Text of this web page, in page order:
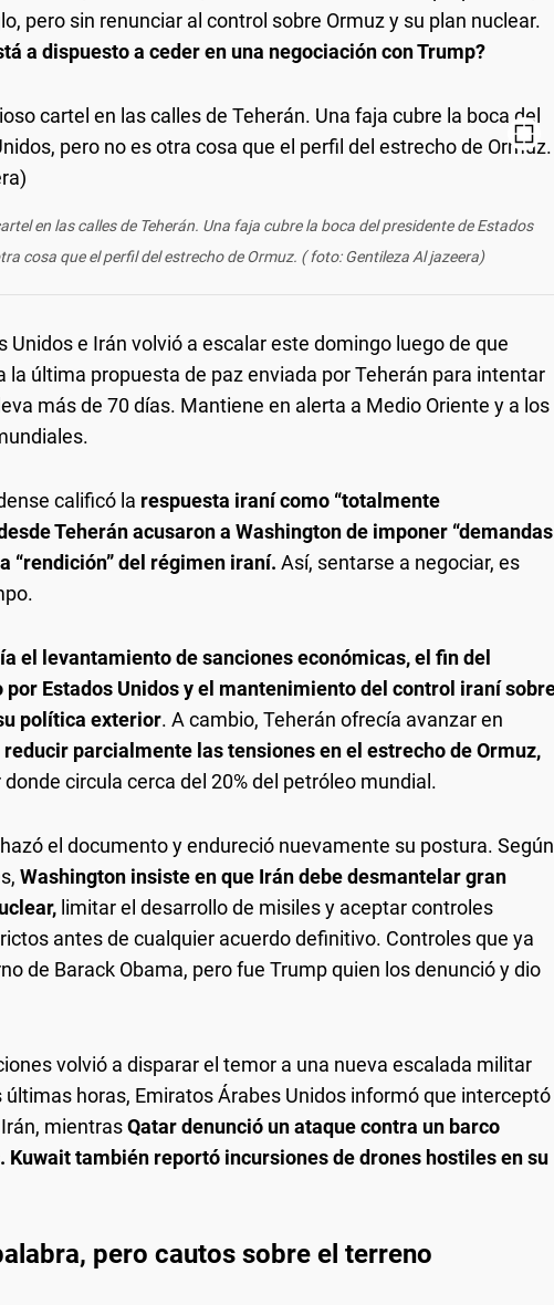
pero sin renunciar al control sobre Ormuz y su plan nuclear.
a dispuesto a ceder en una negociación con Trump?
en las calles de Teherán. Una faja cubre la boca del presidente de Estados
cosa que el perfil del estrecho de Ormuz. ( foto: Gentileza Al jazeera)
Unidos e Irán volvió a escalar este domingo luego de que
la última propuesta de paz enviada por Teherán para intentar
más de 70 días. Mantiene en alerta a Medio Oriente y a los
calificó la respuesta iraní como “totalmente
Teherán acusaron a Washington de imponer “demandas
“rendición” del régimen iraní. Así, sentarse a negociar, es
el levantamiento de sanciones económicas, el fin del
por Estados Unidos y el mantenimiento del control iraní
política exterior. A cambio, Teherán ofrecía avanzar en
reducir parcialmente las tensiones en el estrecho de Ormuz,
circula cerca del 20% del petróleo mundial.
el documento y endureció nuevamente su postura. Según
Washington insiste en que Irán debe desmantelar gran
limitar el desarrollo de misiles y aceptar controles
antes de cualquier acuerdo definitivo. Controles que ya
de Barack Obama, pero fue Trump quien los denunció y dio
volvió a disparar el temor a una nueva escalada militar
últimas horas, Emiratos Árabes Unidos informó que interceptó
mientrasQatar denunció un ataque contra un barco
Kuwait también reportó incursiones de drones hostiles en su
pero cautos sobre el terreno